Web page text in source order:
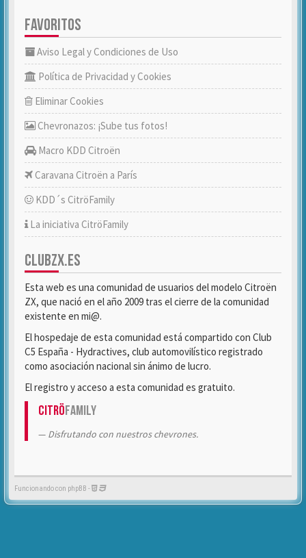
FAVORITOS
Aviso Legal y Condiciones de Uso
Política de Privacidad y Cookies
Eliminar Cookies
Chevronazos: ¡Sube tus fotos!
Macro KDD Citroën
Caravana Citroën a París
KDD´s CitröFamily
La iniciativa CitröFamily
CLUBZX.ES
Esta web es una comunidad de usuarios del modelo Citroën
ZX, que nació en el año 2009 tras el cierre de la comunidad
existente en mi@.
El hospedaje de esta comunidad está compartido con Club
C5 España - Hydractives, club automovilístico registrado
como asociación nacional sin ánimo de lucro.
El registro y acceso a esta comunidad es gratuito.
CitröFamily
Disfrutando con nuestros chevrones.
Funcionando con phpBB -